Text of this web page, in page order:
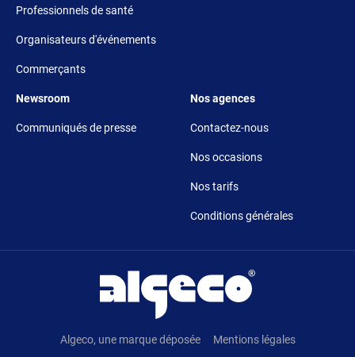
Professionnels de santé
Organisateurs d'événements
Commerçants
Footer 5
Newsroom
Communiqués de presse
Footer 6
Nos agences
Contactez-nous
Nos occasions
Nos tarifs
Conditions générales
Algeco, une marque déposée Mentions légales